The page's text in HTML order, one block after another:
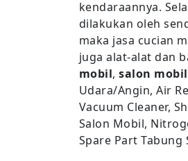
kendaraannya.
dilakukan oleh
maka jasa cucian
juga alat-alat dan
mobil,salon mobil
Udara/Angin, Air
Vacuum Cleaner,
Salon Mobil,
Spare Part Tabung